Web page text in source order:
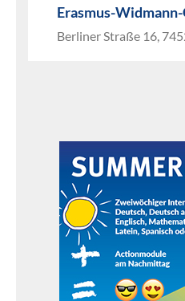
Erasmus-
Berliner Straße 16,